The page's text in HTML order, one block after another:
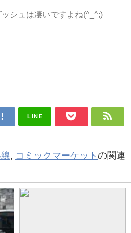
シュは凄いですよね(^_^;)
LINE
, コミックマーケット の関連